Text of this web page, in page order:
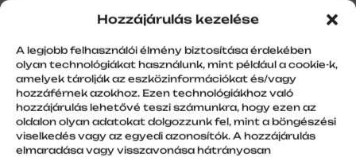
Hozzájárulás kezelése
A legjobb felhasználói élmény biztosítása érdekében
olyan technológiákat használunk, mint például a cookie-k,
amelyek tárolják az eszközinformációkat és/vagy
hozzáférnek azokhoz. Ezen technológiákhoz való
hozzájárulás lehetővé teszi számunkra, hogy ezen az
oldalon olyan adatokat dolgozzunk fel, mint a böngészési
viselkedés vagy az egyedi azonosítók. A hozzájárulás
elmaradása vagy visszavonása hátrányosan
Alumínium kapuléc PA55 perf.
További információk
Szín